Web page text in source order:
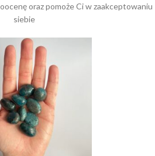
oraz pomoże Ci w zaakceptowaniu
siebie